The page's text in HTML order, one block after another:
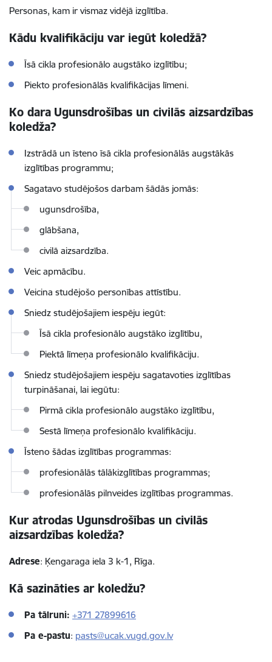
Personas, kam ir vismaz vidējā izglītība.
Kādu kvalifikāciju var iegūt koledžā?
Īsā cikla profesionālo augstāko izglītību;
Piekto profesionālās kvalifikācijas līmeni.
Ko dara Ugunsdrošības un civilās aizsardzības
koledža?
Izstrādā un īstenoīsā cikla profesionālās augstākās
izglītības programmu;
Sagatavo studējošos darbam šādās jomās:
ugunsdrošība,
glābšana,
civilā aizsardzība.
Veic apmācību.
Veicina studējošo personības attīstību.
Sniedz studējošajiem iespēju iegūt:
Īsā cikla profesionālo augstāko izglītību,
Piektā līmeņa profesionālo kvalifikāciju.
Sniedz studējošajiem iespēju sagatavoties izglītības
turpināšanai, lai iegūtu:
Pirmā cikla profesionālo augstāko izglītību,
Sestā līmeņa profesionālo kvalifikāciju.
Īsteno šādas izglītības programmas:
profesionālās tālākizglītības programmas;
profesionālās pilnveides izglītības programmas.
Kur atrodas Ugunsdrošības un civilās
aizsardzības koledža?
Adrese: Ķengaraga iela 3 k-1, Rīga.
Kā sazināties ar koledžu?
Pa tālruni: +371 27899616
Pa e-pastu: pasts@ucak.vugd.gov.lv